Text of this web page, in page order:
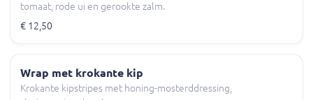
tomaat, rode ui en gerookte zalm.
€ 12,50
Wrap met krokante kip
Krokante kipstripes met honing-mosterddressing,